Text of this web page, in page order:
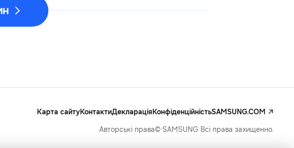
Карта сайтуКонтактиДеклараціяКонфіденційністьSAMSUNG.COM
Авторські права© SAMSUNG Всі права захищенно.